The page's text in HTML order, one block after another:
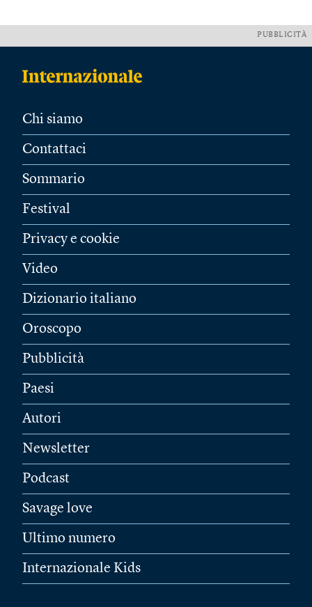
PUBBLICITÀ
Chi siamo
Contattaci
Sommario
Festival
Privacy e cookie
Video
Dizionario italiano
Oroscopo
Pubblicità
Paesi
Autori
Newsletter
Podcast
Savage love
Ultimo numero
Internazionale Kids